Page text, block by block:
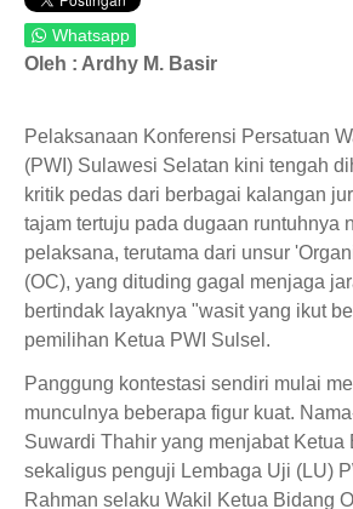
Whatsapp
Oleh : Ardhy M. Basir
Pelaksanaan Konferensi Persatuan
(PWI) Sulawesi Selatan kini tengah
kritik pedas dari berbagai kalangan
tajam tertuju pada dugaan runtuhnya
pelaksana, terutama dari unsur
(OC), yang dituding gagal menjaga
bertindak layaknya "wasit yang ikut
pemilihan Ketua PWI Sulsel.
Panggung kontestasi sendiri mulai
munculnya beberapa figur kuat.
Suwardi Thahir yang menjabat Ketua
sekaligus penguji Lembaga Uji (LU)
Rahman selaku Wakil Ketua Bidang